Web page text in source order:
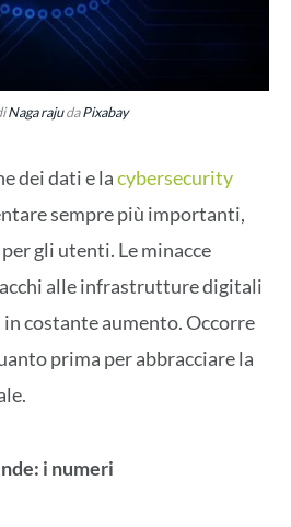
Naga rajudaPixabay
dei dati e lacybersecurity
sempre più importanti,
gli utenti. Le minacce
alle infrastrutture digitali
costante aumento. Occorre
prima per abbracciare la
i numeri